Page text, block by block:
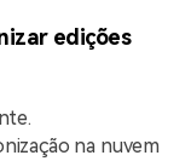
edições
na nuvem